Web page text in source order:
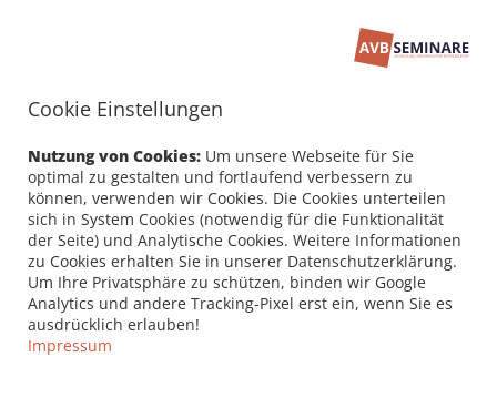
Cookie Einstellungen
Nutzung von Cookies: Um unsere Webseite für Sie
optimal zu gestalten und fortlaufend verbessern zu
können, verwenden wir Cookies. Die Cookies unterteilen
sich in System Cookies (notwendig für die Funktionalität
der Seite) und Analytische Cookies. Weitere Informationen
zu Cookies erhalten Sie in unserer Datenschutzerklärung.
Um Ihre Privatsphäre zu schützen, binden wir Google
Analytics und andere Tracking-Pixel erst ein, wenn Sie es
ausdrücklich erlauben!
Impressum
Seminarbuchung
PERSÖNLICHE DATEN /
RECHNUNGSANSCHRIFT
Firma
Vorname *